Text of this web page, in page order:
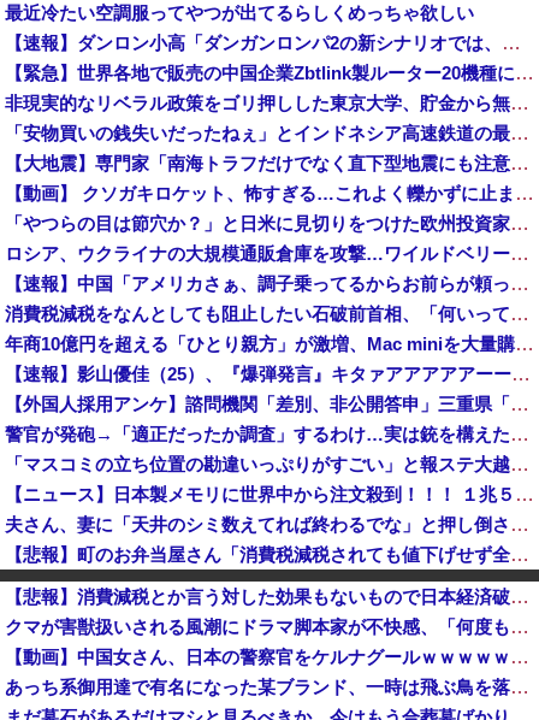
最近冷たい空調服ってやつが出てるらしくめっちゃ欲しい
【速報】ダンロン小高「ダンガンロンパ2の新シナリオでは、人気キャラも殺していきますw」
【緊急】世界各地で販売の中国企業Zbtlink製ルーター20機種にバックドア、外部から完全制御のおそれ
非現実的なリベラル政策をゴリ押しした東京大学、貯金から無駄金を垂れ流しまくった結果……
「安物買いの銭失いだったねぇ」とインドネシア高速鉄道の最終処分に日本側騒然、国家予算は使わないというと何が財源なんだ？
【大地震】専門家「南海トラフだけでなく直下型地震にも注意を」…中部各地に危険度「Sランク」断層帯
【動画】 クソガキロケット、怖すぎる…これよく轢かずに止まれたな
「やつらの目は節穴か？」と日米に見切りをつけた欧州投資家の選択に衝撃を受ける人が続出、日英米の資産を処分して代わりに選んだのは……
ロシア、ウクライナの大規模通販倉庫を攻撃…ワイルドベリーズへの報復！
【速報】中国「アメリカさぁ、調子乗ってるからお前らが頼ってる軍用中国ドローン輸出禁止するわw」
消費税減税をなんとしても阻止したい石破前首相、「何いってんのこいつ」と有権者をドン引きさせるよな屁理屈を……
年商10億円を超える「ひとり親方」が激増、Mac miniを大量購入しAIを従業員代わりに
【速報】影山優佳（25）、『爆弾発言』キタァアアアアアーーーーー！！
【外国人採用アンケ】諮問機関「差別、非公開答申」三重県「差別に当たらず、公表する方針を決定した」
警官が発砲→「適正だったか調査」するわけ…実は銃を構えただけで警察本部長まで報告！
「マスコミの立ち位置の勘違いっぷりがすごい」と報ステ大越キャスターの台詞に視聴者絶句、高市とトランプを同列視させようという思惑がひしひしと
【ニュース】日本製メモリに世界中から注文殺到！！！ １兆５０００億円で工場増築へ
夫さん、妻に「天井のシミ数えてれば終わるでな」と押し倒されて性行為 → 凄いことになるｗｗｗｗｗ
【悲報】町のお弁当屋さん「消費税減税されても値下げせず全て利益にする！」と宣言しネットで物議 → ｗｗｗｗｗｗｗｗｗｗｗｗｗｗ
廃止すべき地方空港は？！
（ ´_ゝ`）中道・立憲・公明、国会内で「熊本地震対策本部会議」各省庁からヒアリング・現地から意見聴取「パーティション、人手、宿泊施設の不足や、...
【悲報】消費減税とか言う対した効果もないもので日本経済破滅へ
クマが害獣扱いされる風潮にドラマ脚本家が不快感、「何度もクマに会ったことがあるけど全然怖くなかった」と主張しており……
【動画】中国女さん、日本の警察官をケルナグールｗｗｗｗｗｗｗｗｗｗｗｗｗｗｗｗｗｗ
あっち系御用達で有名になった某ブランド、一時は飛ぶ鳥を落とす勢いだったが今期の業績は……